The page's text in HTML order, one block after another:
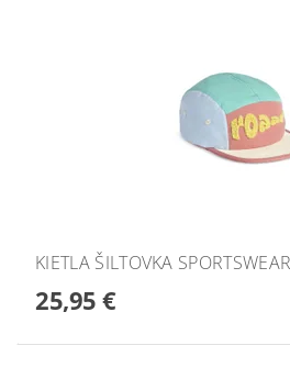
KIETLA ŠILTOVKA
25,95 €